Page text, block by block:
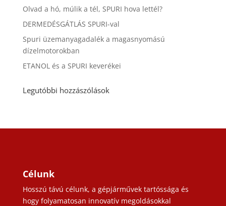
Olvad a hó, múlik a tél, SPURI hova lettél?
DERMEDÉSGÁTLÁS SPURI-val
Spuri üzemanyagadalék a magasnyomású
dízelmotorokban
ETANOL és a SPURI keverékei
Legutóbbi hozzászólások
Célunk
Hosszú távú célunk, a gépjárművek tartóssága és
hogy folyamatosan innovatív megoldásokkal